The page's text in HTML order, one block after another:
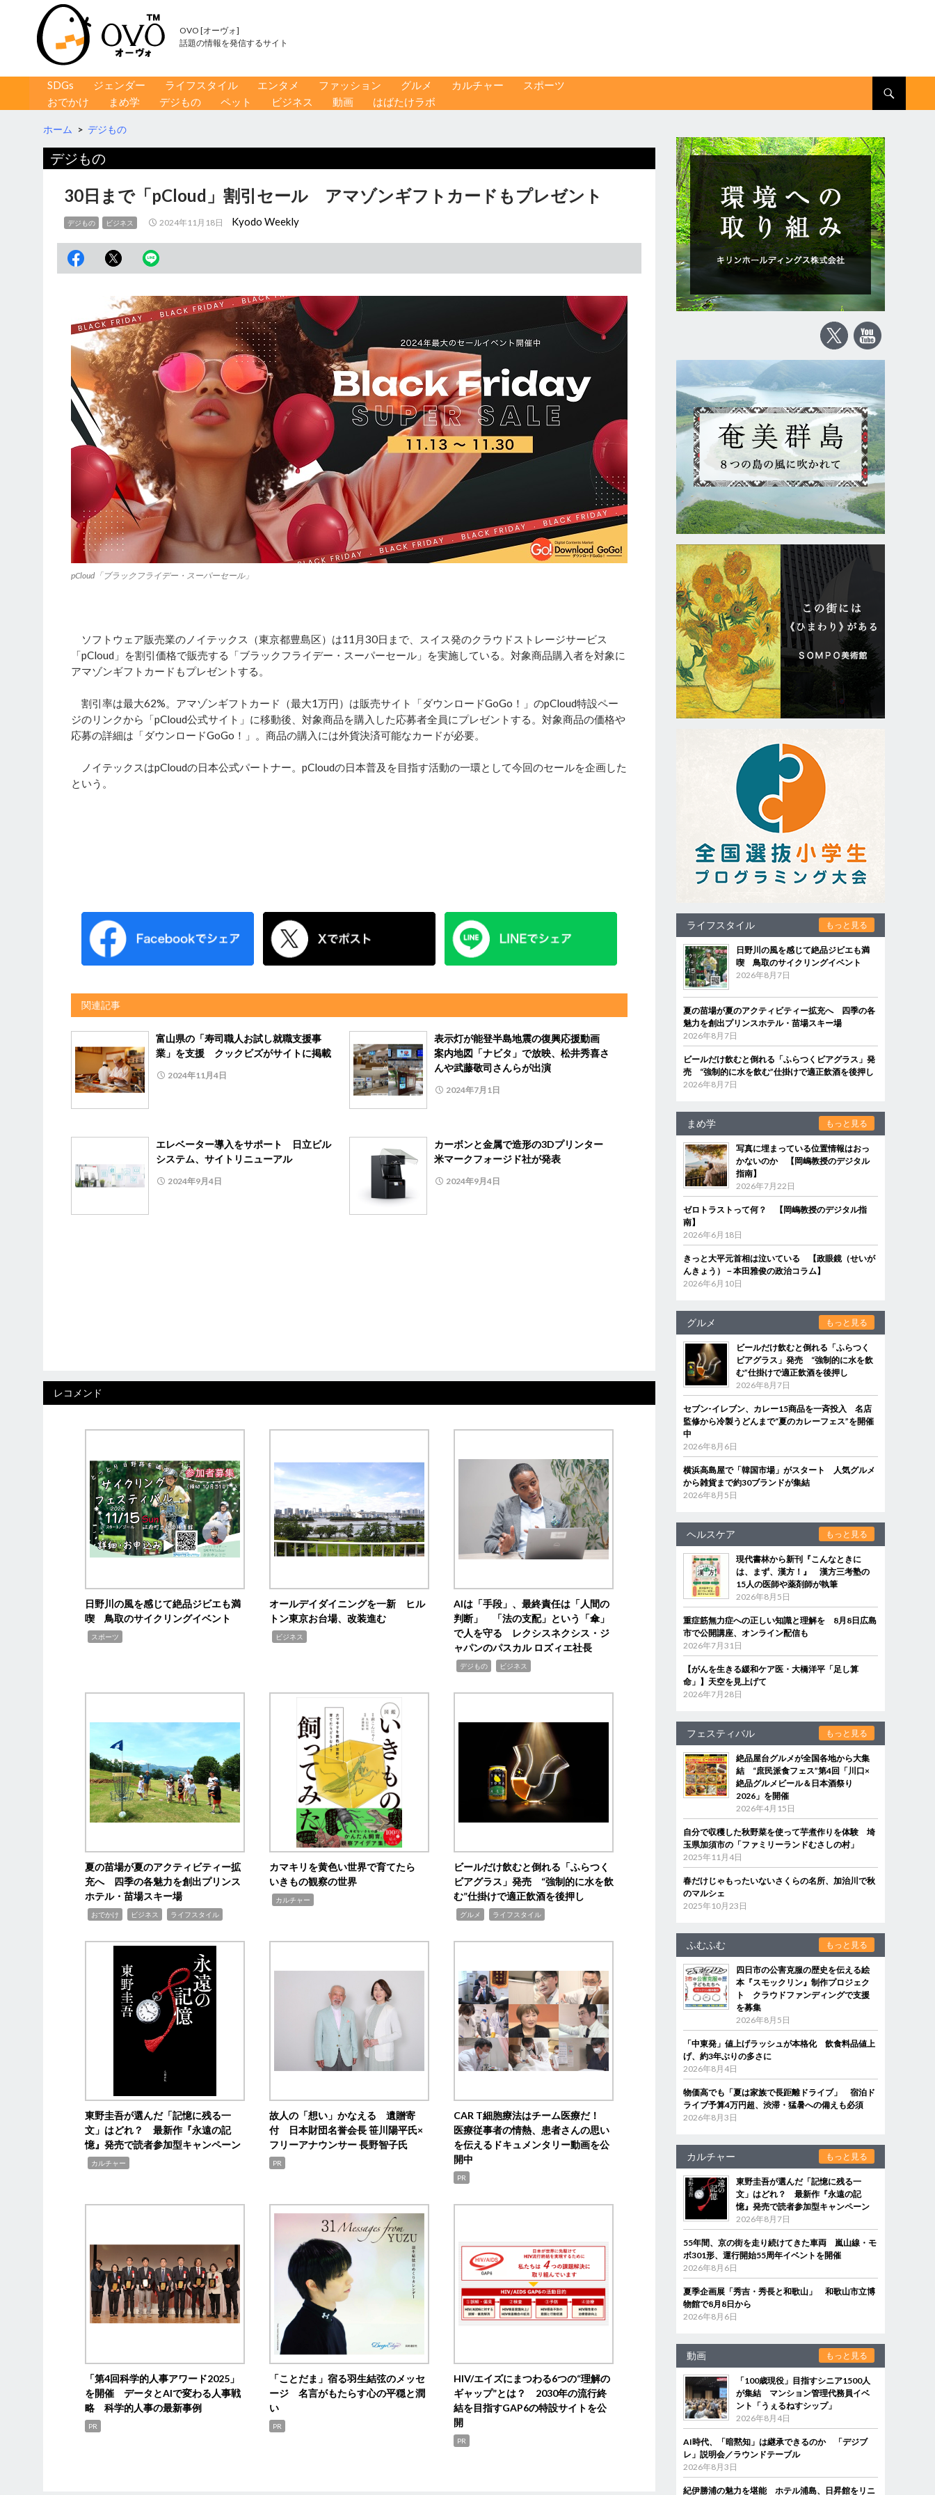
OVO [オーヴォ]
話題の情報を発信するサイト
コンテンツへ移動
SDGs ジェンダー ライフスタイル エンタメ ファッション グルメ カルチャー
スポーツ
おでかけ
まめ学 デジもの ペット ビジネス 動画 はばたけラボ
ホーム > デジもの
デジもの
30日まで「pCloud」割引セール アマゾンギフトカードもプレゼント
デジもの ビジネス 2024年11月18日 Kyodo Weekly
pCloud「ブラックフライデー・スーパーセール」
ソフトウェア販売業のノイテックス（東京都豊島区）は11月30日まで、スイス発のクラウドストレージサービス
「pCloud」を割引価格で販売する「ブラックフライデー・スーパーセール」を実施している。対象商品購入者を対象に
アマゾンギフトカードもプレゼントする。
割引率は最大62%。アマゾンギフトカード（最大1万円）は販売サイト「ダウンロードGoGo！」のpCloud特設ペー
ジのリンクから「pCloud公式サイト」に移動後、対象商品を購入した応募者全員にプレゼントする。対象商品の価格や
応募の詳細は「ダウンロードGoGo！」。商品の購入には外貨決済可能なカードが必要。
ノイテックスはpCloudの日本公式パートナー。pCloudの日本普及を目指す活動の一環として今回のセールを企画した
という。
関連記事
富山県の「寿司職人お試し就職支援事
業」を支援 クックビズがサイトに掲載
2024年11月4日
表示灯が能登半島地震の復興応援動画
案内地図「ナビタ」で放映、松井秀喜さ
んや武藤敬司さんらが出演
2024年7月1日
エレベーター導入をサポート 日立ビル
システム、サイトリニューアル
2024年9月4日
カーボンと金属で造形の3Dプリンター
米マークフォージド社が発表
2024年9月4日
レコメンド
日野川の風を感じて絶品ジビエも満
喫 鳥取のサイクリングイベント
スポーツ
オールデイダイニングを一新 ヒル
トン東京お台場、改装進む
ビジネス
AIは「手段」、最終責任は「人間の
判断」 「法の支配」という「傘」
で人を守る レクシスネクシス・ジ
ャパンのパスカル ロズィエ社長
デジもの ビジネス
夏の苗場が夏のアクティビティー拡
充へ 四季の各魅力を創出プリンス
ホテル・苗場スキー場
おでかけ ビジネス ライフスタイル
カマキリを黄色い世界で育てたら
いきもの観察の世界
カルチャー
ビールだけ飲むと倒れる「ふらつく
ビアグラス」発売 “強制的に水を飲
む”仕掛けで適正飲酒を後押し
グルメ ライフスタイル
東野圭吾が選んだ「記憶に残る一
文」はどれ？ 最新作『永遠の記
憶』発売で読者参加型キャンペーン
カルチャー
故人の「想い」かなえる 遺贈寄
付 日本財団名誉会長 笹川陽平氏×
フリーアナウンサー 長野智子氏
PR
CAR T細胞療法はチーム医療だ！
医療従事者の情熱、患者さんの思い
を伝えるドキュメンタリー動画を公
開中
PR
「第4回科学的人事アワード2025」
を開催 データとAIで変わる人事戦
略 科学的人事の最新事例
PR
「ことだま」宿る羽生結弦のメッセ
ージ 名言がもたらす心の平穏と潤
い
PR
HIV/エイズにまつわる6つの“理解の
ギャップ”とは？ 2030年の流行終
結を目指すGAP6の特設サイトを公
開
PR
ライフスタイル もっと見る
日野川の風を感じて絶品ジビエも満
喫 鳥取のサイクリングイベント
2026年8月7日
夏の苗場が夏のアクティビティー拡充へ 四季の各
魅力を創出プリンスホテル・苗場スキー場
2026年8月7日
ビールだけ飲むと倒れる「ふらつくビアグラス」発
売 “強制的に水を飲む”仕掛けで適正飲酒を後押し
2026年8月7日
まめ学 もっと見る
写真に埋まっている位置情報はおっ
かないのか 【岡嶋教授のデジタル
指南】
2026年7月22日
ゼロトラストって何？ 【岡嶋教授のデジタル指
南】
2026年6月18日
きっと大平元首相は泣いている 【政眼鏡（せいが
んきょう）－本田雅俊の政治コラム】
2026年6月10日
グルメ もっと見る
ビールだけ飲むと倒れる「ふらつく
ビアグラス」発売 “強制的に水を飲
む”仕掛けで適正飲酒を後押し
2026年8月7日
セブン‐イレブン、カレー15商品を一斉投入 名店
監修から冷製うどんまで“夏のカレーフェス”を開催
中
2026年8月6日
横浜高島屋で「韓国市場」がスタート 人気グルメ
から雑貨まで約30ブランドが集結
2026年8月5日
ヘルスケア もっと見る
現代書林から新刊『こんなときに
は、まず、漢方！』 漢方三考塾の
15人の医師や薬剤師が執筆
2026年8月5日
重症筋無力症への正しい知識と理解を 8月8日広島
市で公開講座、オンライン配信も
2026年7月31日
【がんを生きる緩和ケア医・大橋洋平「足し算
命」】天空を見上げて
2026年7月28日
フェスティバル もっと見る
絶品屋台グルメが全国各地から大集
結 “庶民派食フェス”第4回「川口×
絶品グルメビール＆日本酒祭り
2026」を開催
2026年4月15日
自分で収穫した秋野菜を使って芋煮作りを体験 埼
玉県加須市の「ファミリーランドむさしの村」
2025年11月4日
春だけじゃもったいないさくらの名所、加治川で秋
のマルシェ
2025年10月23日
ふむふむ もっと見る
四日市の公害克服の歴史を伝える絵
本『スモックリン』制作プロジェク
ト クラウドファンディングで支援
を募集
2026年8月5日
「中東発」値上げラッシュが本格化 飲食料品値上
げ、約3年ぶりの多さに
2026年8月4日
物価高でも「夏は家族で長距離ドライブ」 宿泊ド
ライブ予算4万円超、渋滞・猛暑への備えも必須
2026年8月3日
カルチャー もっと見る
東野圭吾が選んだ「記憶に残る一
文」はどれ？ 最新作『永遠の記
憶』発売で読者参加型キャンペーン
2026年8月7日
55年間、京の街を走り続けてきた車両 嵐山線・モ
ボ301形、運行開始55周年イベントを開催
2026年8月6日
夏季企画展「秀吉・秀長と和歌山」 和歌山市立博
物館で8月8日から
2026年8月6日
動画 もっと見る
「100歳現役」目指すシニア1500人
が集結 マンション管理代務員イベ
ント「うぇるねすシップ」
2026年8月4日
AI時代、「暗黙知」は継承できるのか 「デジブ
レ」説明会／ラウンドテーブル
2026年8月3日
紀伊勝浦の魅力を堪能 ホテル浦島、日昇館をリニ